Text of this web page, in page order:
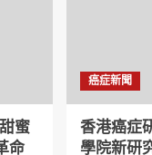
蜜
命
癌症新聞
香港癌症
學院新研